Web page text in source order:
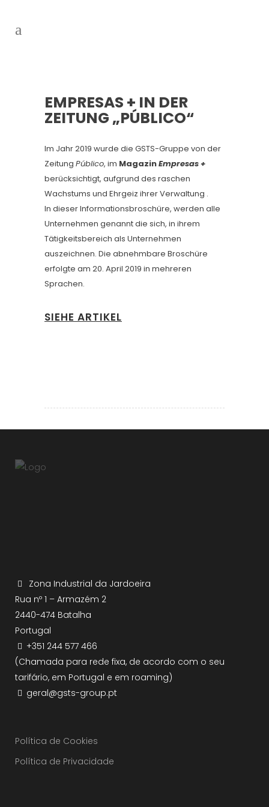
EMPRESAS + IN DER
ZEITUNG „PÚBLICO“
Im Jahr 2019 wurde die GSTS-Gruppe von der
Zeitung Público, im MagazinEmpresas +
berücksichtigt, aufgrund des raschen
Wachstums und Ehrgeiz ihrer Verwaltung .
In dieser Informationsbroschüre, werden alle
Unternehmen genannt die sich, in ihrem
Tätigkeitsbereich als Unternehmen
auszeichnen. Die abnehmbare Broschüre
erfolgte am 20. April 2019 in mehreren
Sprachen.
SIEHE ARTIKEL
Zona Industrial da Jardoeira
Rua nº 1 – Armazém 2
2440-474 Batalha
Portugal
+351 244 577 466
(Chamada para rede fixa, de acordo com o seu
tarifário, em Portugal e em roaming)
geral@gsts-group.pt
Política de Cookies
Política de Privacidade